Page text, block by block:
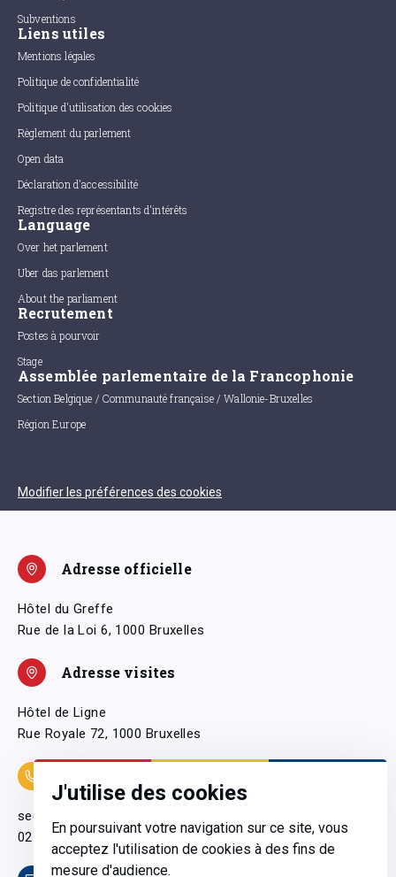
J'utilise des cookies
En poursuivant votre navigation sur ce site, vous
acceptez l'utilisation de cookies à des fins de
mesure d'audience.
Subventions
Liens utiles
Mentions légales
Politique de confidentialité
Politique d'utilisation des cookies
Règlement du parlement
Open data
Déclaration d'accessibilité
Registre des représentants d'intérêts
Language
Over het parlement
Uber das parlement
About the parliament
Recrutement
Postes à pourvoir
Stage
Assemblée parlementaire de la Francophonie
Section Belgique / Communauté française / Wallonie-Bruxelles
Région Europe
Modifier les préférences des cookies
Adresse officielle
Hôtel du Greffe
Rue de la Loi 6, 1000 Bruxelles
Adresse visites
Hôtel de Ligne
Rue Royale 72, 1000 Bruxelles
secretariatgeneral@pfwb.be
02 506 38 11